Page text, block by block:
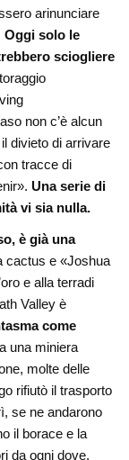
arinunciare
Oggi solo le
sciogliere
non c’è alcun
divieto di arrivare
tracce di
Una serie di
vi sia nulla.
è già una
cactus e «Joshua
e alla terradi
Valley è
come
una miniera
molte delle
rifiutò il trasporto
se ne andarono
il borace e la
da ogni dove.